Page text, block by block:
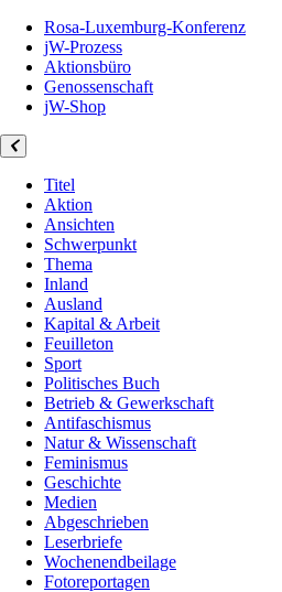
Rosa-Luxemburg-Konferenz
jW-Prozess
Aktionsbüro
Genossenschaft
jW-Shop
Titel
Aktion
Ansichten
Schwerpunkt
Thema
Inland
Ausland
Kapital & Arbeit
Feuilleton
Sport
Politisches Buch
Betrieb & Gewerkschaft
Antifaschismus
Natur & Wissenschaft
Feminismus
Geschichte
Medien
Abgeschrieben
Leserbriefe
Wochenendbeilage
Fotoreportagen